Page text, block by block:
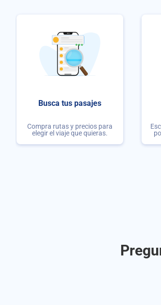
Busca tus pasajes
Compra rutas y precios para
elegir el viaje que quieras.